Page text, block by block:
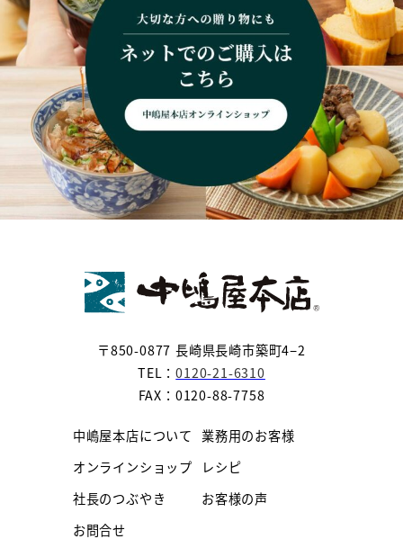
〒850-0877 長崎県長崎市築町4−2
TEL：0120-21-6310
FAX：0120-88-7758
中嶋屋本店について
業務用のお客様
オンラインショップ
レシピ
社長のつぶやき
お客様の声
お問合せ